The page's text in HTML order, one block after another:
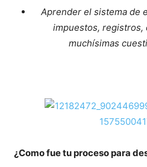
Aprender el sistema de
impuestos, registros,
muchísimas
¿Como fue tu proceso para